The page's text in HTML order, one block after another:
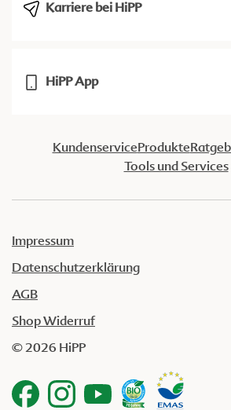
Karriere bei HiPP
HiPP App
KundenserviceProdukte
Tools und Services
Impressum
Datenschutzerklärung
AGB
Shop Widerruf
© 2026 HiPP